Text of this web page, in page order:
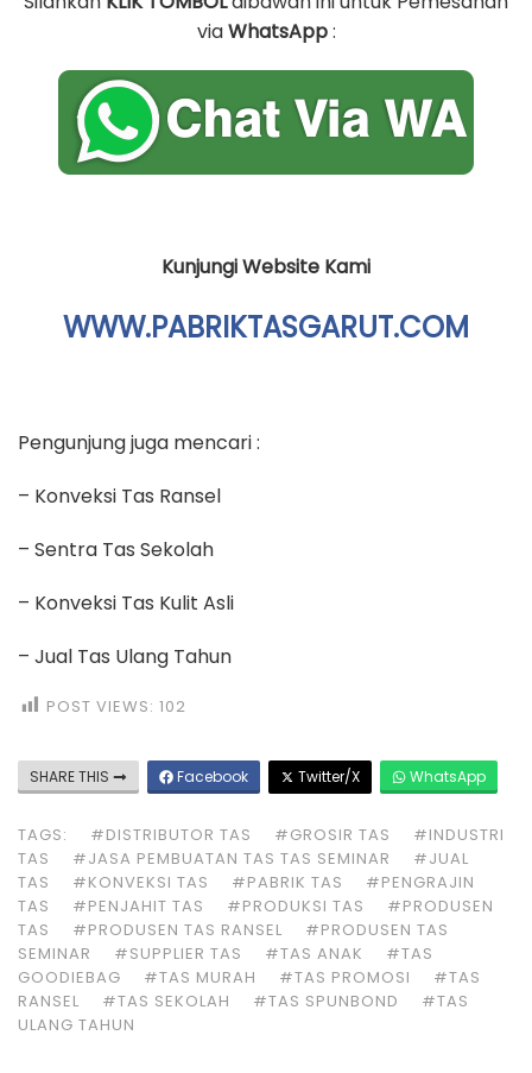
viaWhatsApp:
Kunjungi Website Kami
WWW.PABRIKTASGARUT.COM
Pengunjung juga mencari :
– Konveksi Tas Ransel
– Sentra Tas Sekolah
– Konveksi Tas Kulit Asli
– Jual Tas Ulang Tahun
POST VIEWS: 102
SHARE THIS Facebook Twitter/X WhatsApp
TAGS: #DISTRIBUTOR TAS #GROSIR TAS
#INDUSTRI
TAS
#JASA PEMBUATAN TAS TAS SEMINAR
#JUAL
TAS
#KONVEKSI TAS #PABRIK TAS
#PENGRAJIN
TAS
#PENJAHIT TAS #PRODUKSI TAS
#PRODUSEN
TAS
#PRODUSEN TAS RANSEL
#PRODUSEN TAS
SEMINAR
#SUPPLIER TAS #TAS ANAK
#TAS
GOODIEBAG
#TAS MURAH #TAS PROMOSI
#TAS
RANSEL
#TAS SEKOLAH #TAS SPUNBOND
#TAS
ULANG TAHUN